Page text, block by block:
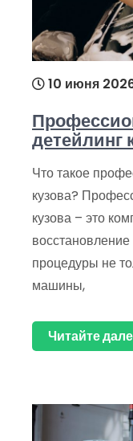
10 июня
детейлинг
Что такое
кузова?
кузова – это
процедуры не
машины,
Читайте